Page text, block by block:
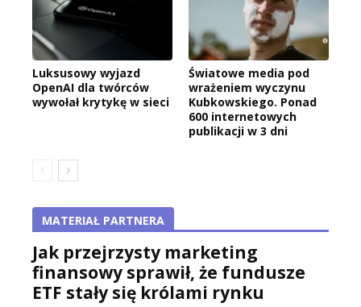
Luksusowy wyjazd
OpenAI dla twórców
wywołał krytykę w sieci
Światowe media pod
wrażeniem wyczynu
Kubkowskiego. Ponad
600 internetowych
publikacji w 3 dni
MATERIAŁ PARTNERA
Jak przejrzysty marketing
finansowy sprawił, że fundusze
ETF stały się królami rynku